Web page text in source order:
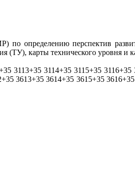
определению перспектив
карты технического уровня и
3114+35 3115+35
3613+35 3614+35 3615+35